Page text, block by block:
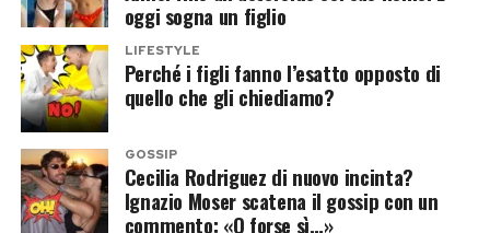
libero e anticonvenzionale. Dopo l’omicidio del
1975, Pasolini entrò definitivamente nel suo
pantheon, fino al film del 2014 interpretato da
Willem Dafoe.
La rinascita personale di Ferrara avvenne invece
in Italia. Dopo essersi trasferito a Roma nei primi
La questione è diventata ancora più delicata per
una ragione contrattuale. Warner Bros. deve
chiudere un accordo con il cast e con Greta
Gerwigentro dicembre 2026
accadrà, i diritti per realizzare nuovi adattamenti
cinematografici di Barbie torneranno alla
oggi sogna un figlio
LIFESTYLE
Perché i figli fanno l’esatto opposto di
quello che gli chiediamo?
GOSSIP
Cecilia Rodriguez di nuovo incinta?
Ignazio Moser scatena il gossip con un
commento: «O forse sì…»